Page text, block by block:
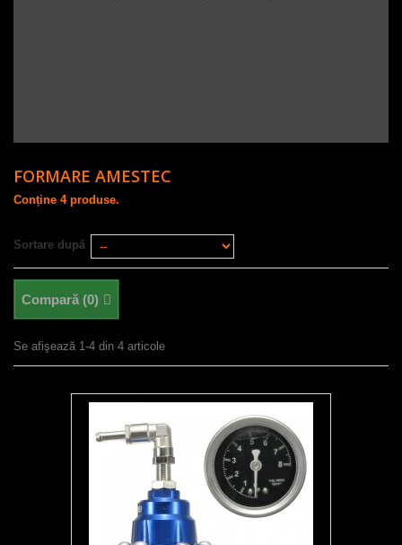
FORMARE AMESTEC
Conține 4 produse.
Sortare după
Compară (0)
Se afişează 1-4 din 4 articole